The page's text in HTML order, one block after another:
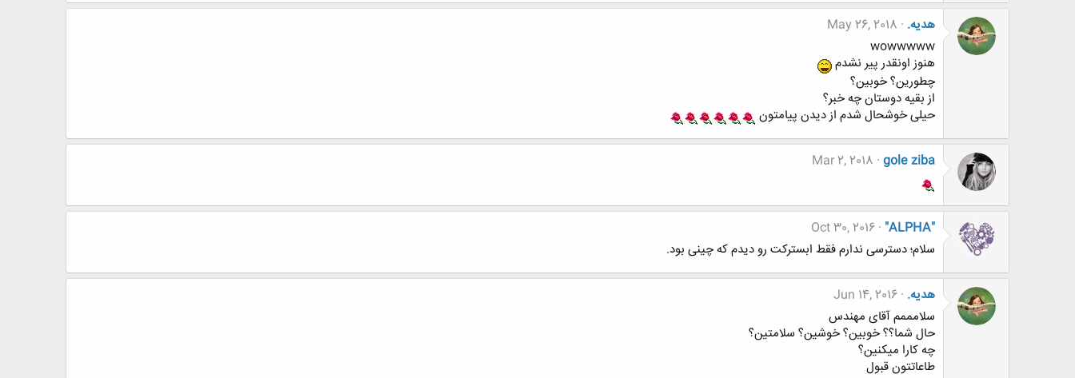
هدیه. May 26, 2018
wowwwww
هنوز اونقدر پیر نشدم
چطورین؟ خوبین؟
از بقیه دوستان چه خبر؟
حیلی خوشحال شدم از دیدن پیامتون
gole ziba
Mar 2, 2018
"ALPHA"
Oct 30, 2016
سلام؛ دسترسی ندارم فقط ابسترکت رو دیدم که چینی بود.
هدیه. Jun 14, 2016
سلامممم آقای مهندس
حال شما؟؟ خوبین؟ خوشین؟ سلامتین؟
چه کارا میکنین؟
طاعاتتون قبول